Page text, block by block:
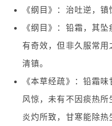
《纲目》：治吐逆，镇
《纲目》：铅霜，其
有奇效，但非久服常
清镇。
《本草经疏》：铅霜
风惊，未有不因痰热
炎灼所致，甘寒能除热